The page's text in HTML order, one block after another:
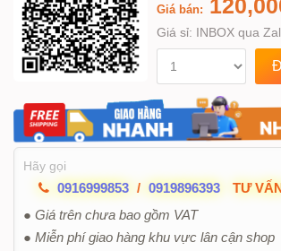
Giá bán:
Giá sỉ: INBOX qua
Hãy gọi
0916999853 / 0919896393
TƯ
● Giá trên chưa bao gồm VAT
● Miễn phí giao hàng khu vực lân cận shop